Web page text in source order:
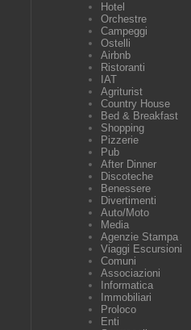
Hotel
Orchestre
Campeggi
Ostelli
Airbnb
Ristoranti
IAT
Agriturist
Country House
Bed & Breakfast
Shopping
Pizzerie
Pub
After Dinner
Discoteche
Benessere
Divertimenti
Auto/Moto
Media
Agenzie Stampa
Viaggi Escursioni
Comuni
Associazioni
Informatica
Immobiliari
Proloco
Enti